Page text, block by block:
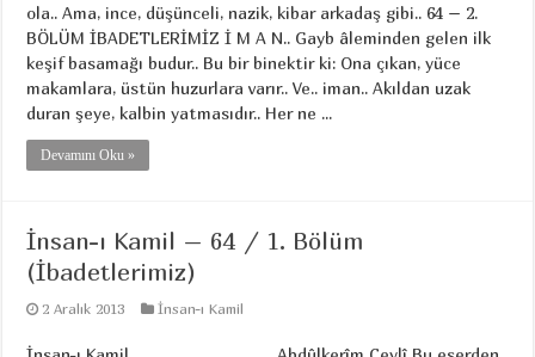
ola.. Ama, ince, düşünceli, nazik, kibar arkadaş gibi.. 64 – 2.
BÖLÜM İBADETLERİMİZ İ M A N.. Gayb âleminden gelen ilk
keşif basamağı budur.. Bu bir binektir ki: Ona çıkan, yüce
makamlara, üstün huzurlara varır.. Ve.. iman.. Akıldan uzak
duran şeye, kalbin yatmasıdır.. Her ne ...
Devamını Oku »
İnsan-ı Kamil – 64 / 1. Bölüm
(İbadetlerimiz)
2 Aralık 2013 İnsan-ı Kamil